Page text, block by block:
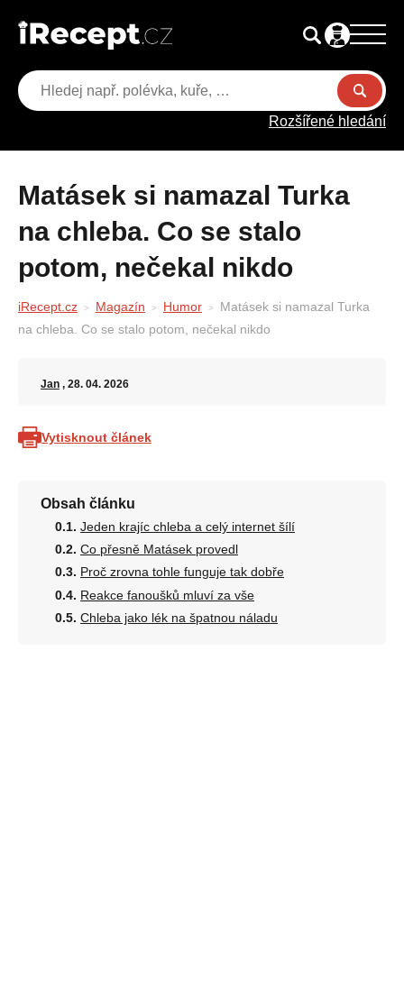
Rozšířené hledání
Matásek si namazal Turka
na chleba. Co se stalo
potom, nečekal nikdo
iRecept.cz Magazín Humor
Matásek si namazal Turka
na chleba. Co se stalo potom, nečekal nikdo
Jan , 28. 04. 2026
Vytisknout článek
Obsah článku
Jeden krajíc chleba a celý internet šílí
Co přesně Matásek provedl
Proč zrovna tohle funguje tak dobře
Reakce fanoušků mluví za vše
Chleba jako lék na špatnou náladu